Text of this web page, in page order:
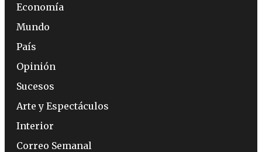
Economía
Mundo
País
Opinión
Sucesos
Arte y Espectáculos
Interior
Correo Semanal